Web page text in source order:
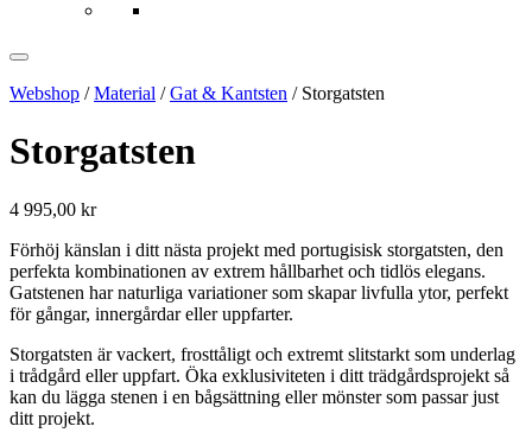
Webshop /Material /Gat & Kantsten / Storgatsten
Storgatsten
4 995,00 kr
Förhöj känslan i ditt nästa projekt med portugisisk storgatsten, den
perfekta kombinationen av extrem hållbarhet och tidlös elegans.
Gatstenen har naturliga variationer som skapar livfulla ytor, perfekt
för gångar, innergårdar eller uppfarter.
Storgatsten är vackert, frosttåligt och extremt slitstarkt som underlag
i trådgård eller uppfart. Öka exklusiviteten i ditt trädgårdsprojekt så
kan du lägga stenen i en bågsättning eller mönster som passar just
ditt projekt.